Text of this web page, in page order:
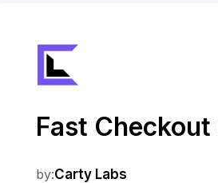
Fast
by:Carty Labs